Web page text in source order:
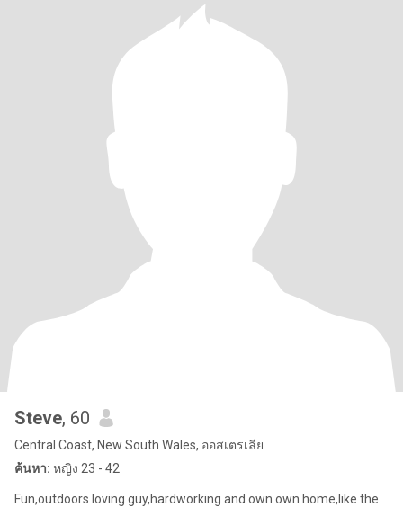
Steve, 60
Central Coast, New South Wales, ออสเตรเลีย
ค้นหา: หญิง 23 - 42
Fun,outdoors loving guy,hardworking and own own home,like the